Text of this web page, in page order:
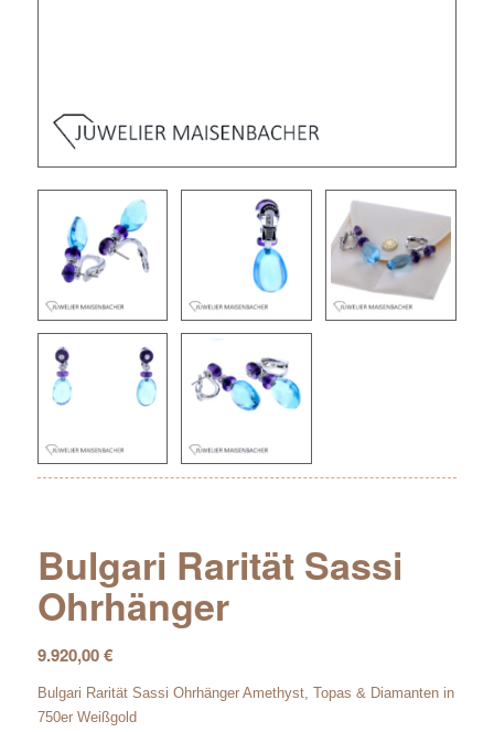
Bulgari Rarität Sassi
Ohrhänger
9.920,00€
Bulgari Rarität Sassi Ohrhänger Amethyst, Topas & Diamanten in
750er Weißgold